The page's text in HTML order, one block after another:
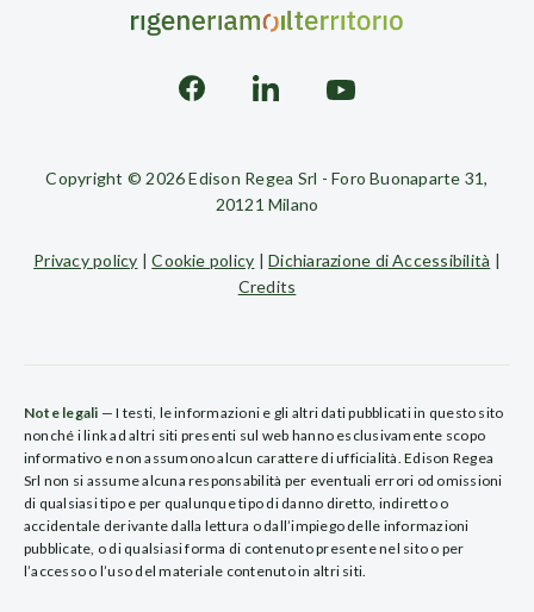
Copyright © 2026 Edison Regea Srl - Foro Buonaparte 31,
20121 Milano
Privacy policy |Cookie policy |Dichiarazione di Accessibilità |
Credits
Note legali — I testi, le informazioni e gli altri dati pubblicati in questo sito
nonché i link ad altri siti presenti sul web hanno esclusivamente scopo
informativo e non assumono alcun carattere di ufficialità. Edison Regea
Srl non si assume alcuna responsabilità per eventuali errori od omissioni
di qualsiasi tipo e per qualunque tipo di danno diretto, indiretto o
accidentale derivante dalla lettura o dall’impiego delle informazioni
pubblicate, o di qualsiasi forma di contenuto presente nel sito o per
l’accesso o l’uso del materiale contenuto in altri siti.